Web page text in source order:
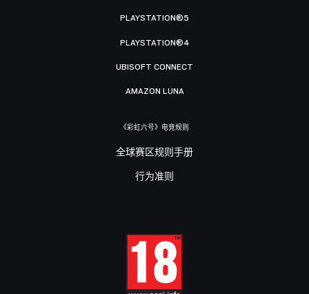
PLAYSTATION®5
PLAYSTATION®4
UBISOFT CONNECT
AMAZON LUNA
《彩虹六号》电竞规则
全球赛区规则手册
行为准则